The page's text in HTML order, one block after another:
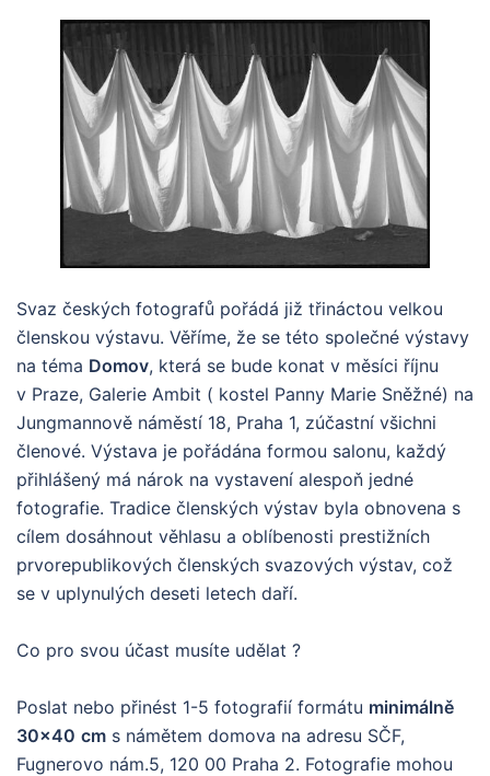
Svaz českých fotografů pořádá již třináctou velkou
členskou výstavu. Věříme, že se této společné výstavy
na téma Domov, která se bude konat v měsíci říjnu
v Praze, Galerie Ambit ( kostel Panny Marie Sněžné) na
Jungmannově náměstí 18, Praha 1, zúčastní všichni
členové. Výstava je pořádána formou salonu, každý
přihlášený má nárok na vystavení alespoň jedné
fotografie. Tradice členských výstav byla obnovena s
cílem dosáhnout věhlasu a oblíbenosti prestižních
prvorepublikových členských svazových výstav, což
se v uplynulých deseti letech daří.
Co pro svou účast musíte udělat ?
Poslat nebo přinést 1-5 fotografií formátu minimálně
30×40 cm s námětem domova na adresu SČF,
Fugnerovo nám.5, 120 00 Praha 2. Fotografie mohou